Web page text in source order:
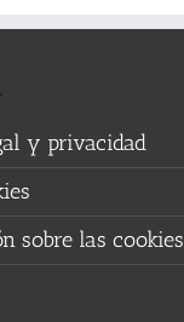
y privacidad
sobre las cookies